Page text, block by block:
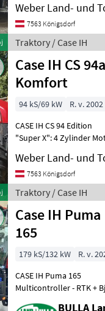
Betriebsstunden, 12x12
Gang Getriebe, 40 km/h, 3
dw Steuergeräte Traktor,
Frontlader auf
Weber Land- und
7563 Königsdorf
Traktory / Case IH
Case IH CS 94a
Komfort
94 kS/69 kW R. v. 2002
CASE IH CS 94 Edition
"Super X": 4 Zylinder
originale 2807
Beitriebsstunden,
Lastschaltgetriebe, 40
km/h,
Weber Land- und
7563 Königsdorf
Traktory / Case IH
Case IH Puma
165
179 kS/132 kW R. v.
CASE IH Puma 165
Multicontroller - RTK +